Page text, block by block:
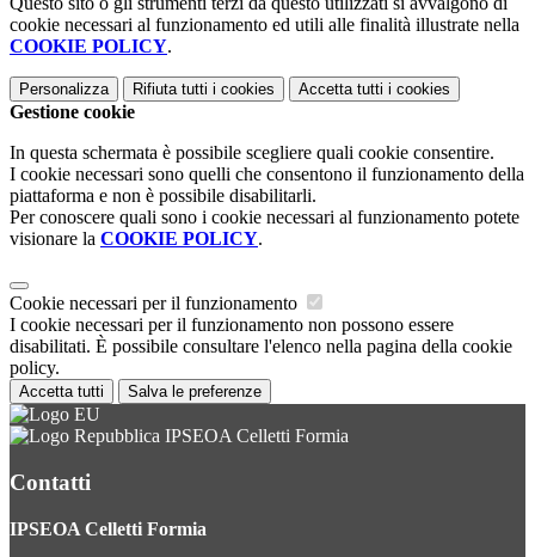
cookie necessari al funzionamento ed utili alle finalità illustrate nella
COOKIE POLICY.
Personalizza Rifiuta tutti i cookies Accetta tutti i cookies
Gestione cookie
In questa schermata è possibile scegliere quali cookie consentire.
I cookie necessari sono quelli che consentono il funzionamento della
piattaforma e non è possibile disabilitarli.
Per conoscere quali sono i cookie necessari al funzionamento potete
visionare la COOKIE POLICY.
Cookie necessari per il funzionamento
I cookie necessari per il funzionamento non possono essere
disabilitati. È possibile consultare l'elenco nella pagina della cookie
policy.
Accetta tutti Salva le preferenze
IPSEOA Celletti Formia
Contatti
IPSEOA Celletti Formia